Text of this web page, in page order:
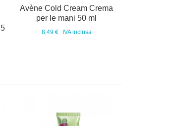
Avène Cold Cream Crema
per le mani 50 ml
8,49 € IVA inclusa